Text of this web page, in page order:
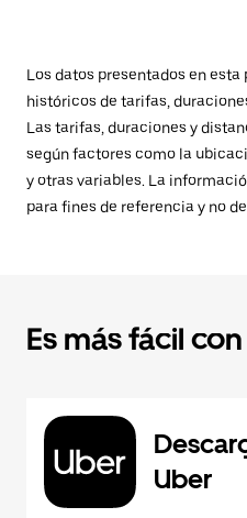
Los datos presentados en
históricos de tarifas,
Las tarifas, duraciones y
según factores como la
y otras variables. La
para fines de referencia y no
Es más fácil
Uber